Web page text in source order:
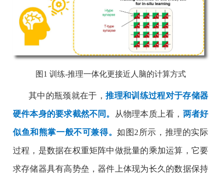
图 1 训练-推理一体化更接近人脑的计算方式
其中的瓶颈就在于，推理和训练过程对于存储器
硬件本身的要求截然不同。 从物理本质上看， 两者好
似鱼和熊掌一般不可兼得。如图2所示，推理的实际
过程，是数据在权重矩阵中做批量的乘加运算，它要
求存储器具有高势垒，器件上体现为长久的数据保持